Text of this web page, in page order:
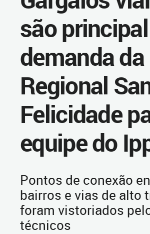
são principal
demanda da
Regional
Felicidade
equipe do
Pontos de conexão
bairros e vias de alto
foram vistoriados
técnicos